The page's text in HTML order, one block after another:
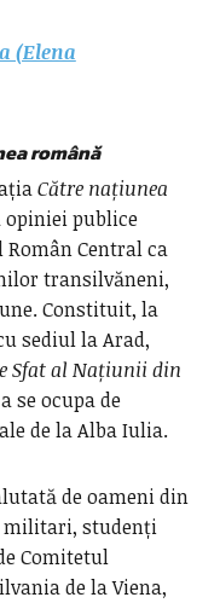
(Elena
română
Către națiunea
opiniei publice
Central ca
transilvăneni,
Constituit, la
sediul la Arad,
Sfat al Națiunii din
se ocupa de
de la Alba Iulia.
de oameni din
militari, studenți
Comitetul
de la Viena,